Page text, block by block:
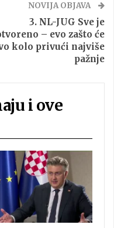
NOVIJA OBJAVA
3. NL-JUG Sve je
– evo zašto će
kolo privući najviše
pažnje
i ove